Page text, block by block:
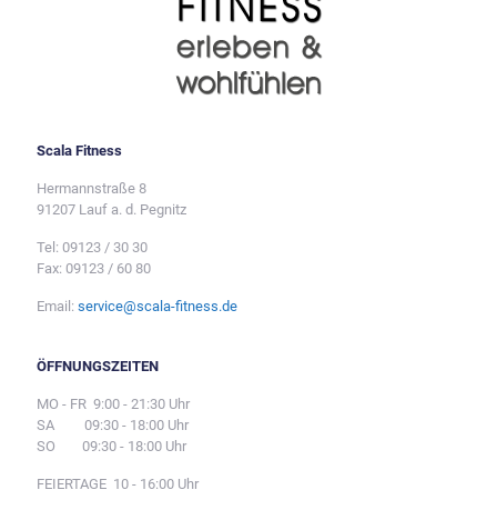
Scala Fitness
Hermannstraße 8
91207 Lauf a. d. Pegnitz
Tel: 09123 / 30 30
Fax: 09123 / 60 80
Email: service@scala-fitness.de
ÖFFNUNGSZEITEN
MO - FR 9:00 - 21:30 Uhr
SA 09:30 - 18:00 Uhr
SO 09:30 - 18:00 Uhr
FEIERTAGE 10 - 16:00 Uhr